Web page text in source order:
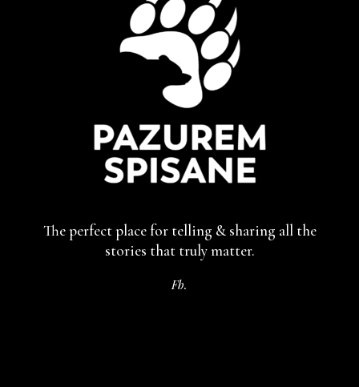
The perfect place for telling & sharing all the
stories that truly matter.
Fb.